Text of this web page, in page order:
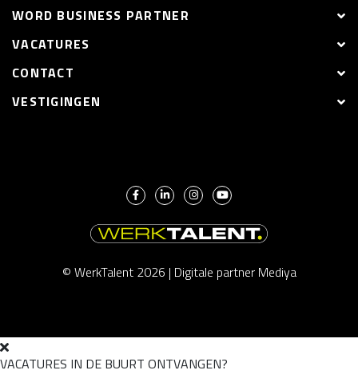
WORD BUSINESS PARTNER
VACATURES
CONTACT
VESTIGINGEN
© WerkTalent 2026 | Digitale partner Mediya
VACATURES IN DE BUURT ONTVANGEN?